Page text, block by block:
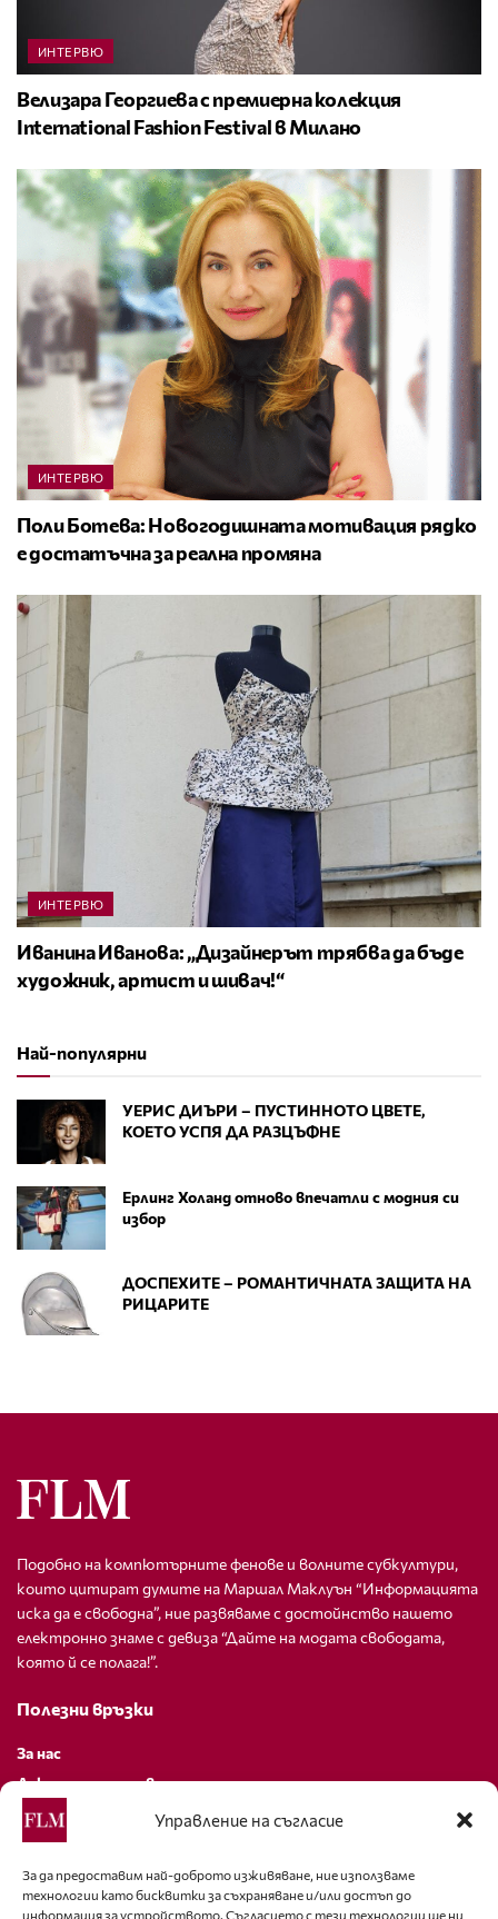
Управление на съгласие
За да предоставим най-доброто изживяване, ние използваме
технологии като бисквитки за съхраняване и/или достъп до
информация за устройството. Съгласието с тези технологии ще ни
ИНТЕРВЮ
Велизара Георгиева с премиерна колекция
International Fashion Festival в Милано
ИНТЕРВЮ
Поли Ботева: Новогодишната мотивация рядко
е достатъчна за реална промяна
ИНТЕРВЮ
Иванина Иванова: „Дизайнерът трябва да бъде
художник, артист и шивач!“
Най-популярни
УЕРИС ДИЪРИ – ПУСТИННОТО ЦВЕТЕ,
КОЕТО УСПЯ ДА РАЗЦЪФНЕ
Ерлинг Холанд отново впечатли с модния си
избор
ДОСПЕХИТЕ – РОМАНТИЧНАТА ЗАЩИТА НА
РИЦАРИТЕ
Подобно на компютърните фенове и волните субкултури,
които цитират думите на Маршал Маклуън “Информацията
иска да е свободна”, ние развяваме с достойнство нашето
електронно знаме с девиза “Дайте на модата свободата,
която й се полага!”.
Полезни връзки
За нас
Декларация за поверителност
Политика за бисквитки
За контакти
editor@fashion-lifestyle.net